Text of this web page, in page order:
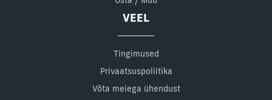
VEEL
Tingimused
Privaatsuspoliitika
Võta meiega ühendust